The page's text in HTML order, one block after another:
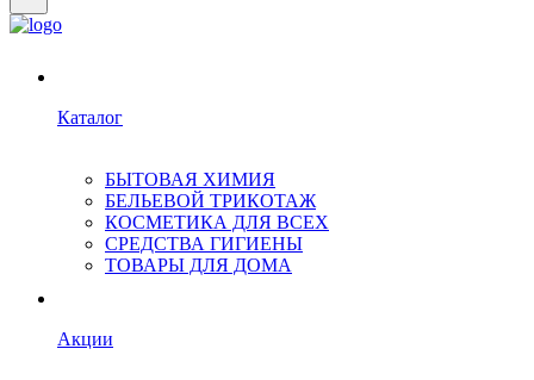
Каталог
БЫТОВАЯ ХИМИЯ
БЕЛЬЕВОЙ ТРИКОТАЖ
КОСМЕТИКА ДЛЯ ВСЕХ
СРЕДСТВА ГИГИЕНЫ
ТОВАРЫ ДЛЯ ДОМА
Акции